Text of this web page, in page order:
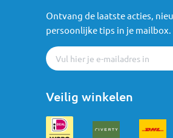
Veilig winkelen
Ontvang de laatste acties,
persoonlijke tips in je mailbox.